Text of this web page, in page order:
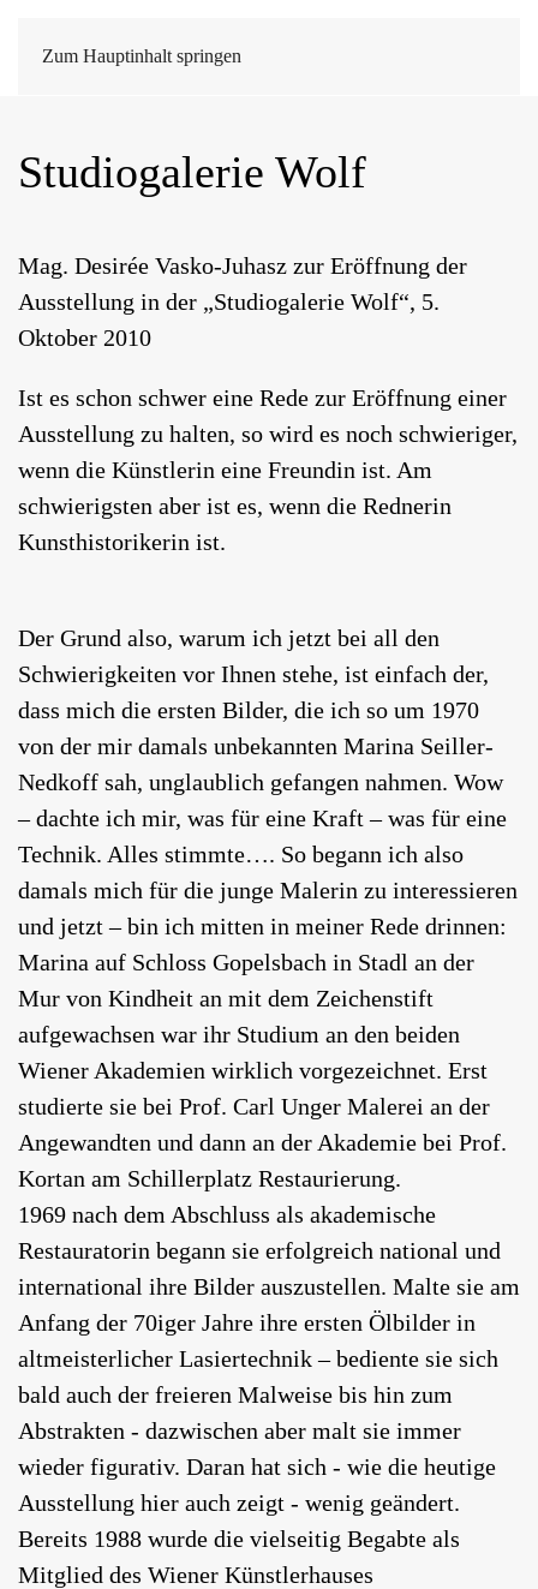
Zum Hauptinhalt springen
Studiogalerie Wolf
Mag. Desirée Vasko-Juhasz zur Eröffnung der
Ausstellung in der „Studiogalerie Wolf“, 5.
Oktober 2010
Ist es schon schwer eine Rede zur Eröffnung einer
Ausstellung zu halten, so wird es noch schwieriger,
wenn die Künstlerin eine Freundin ist. Am
schwierigsten aber ist es, wenn die Rednerin
Kunsthistorikerin ist.
Der Grund also, warum ich jetzt bei all den
Schwierigkeiten vor Ihnen stehe, ist einfach der,
dass mich die ersten Bilder, die ich so um 1970
von der mir damals unbekannten Marina Seiller-
Nedkoff sah, unglaublich gefangen nahmen. Wow
– dachte ich mir, was für eine Kraft – was für eine
Technik. Alles stimmte…. So begann ich also
damals mich für die junge Malerin zu interessieren
und jetzt – bin ich mitten in meiner Rede drinnen:
Marina auf Schloss Gopelsbach in Stadl an der
Mur von Kindheit an mit dem Zeichenstift
aufgewachsen war ihr Studium an den beiden
Wiener Akademien wirklich vorgezeichnet. Erst
studierte sie bei Prof. Carl Unger Malerei an der
Angewandten und dann an der Akademie bei Prof.
Kortan am Schillerplatz Restaurierung.
1969 nach dem Abschluss als akademische
Restauratorin begann sie erfolgreich national und
international ihre Bilder auszustellen. Malte sie am
Anfang der 70iger Jahre ihre ersten Ölbilder in
altmeisterlicher Lasiertechnik – bediente sie sich
bald auch der freieren Malweise bis hin zum
Abstrakten - dazwischen aber malt sie immer
wieder figurativ. Daran hat sich - wie die heutige
Ausstellung hier auch zeigt - wenig geändert.
Bereits 1988 wurde die vielseitig Begabte als
Mitglied des Wiener Künstlerhauses